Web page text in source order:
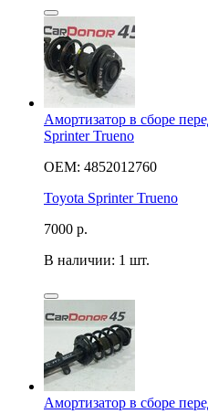
Амортизатор в сборе
Sprinter Trueno
OEM: 4852012760
Toyota Sprinter Trueno
7000 р.
В наличии: 1 шт.
Амортизатор в сборе